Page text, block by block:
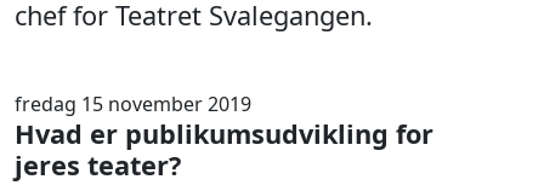
chef for Teatret Svalegangen.
fredag 15 november 2019
Hvad er publikumsudvikling for
jeres teater?